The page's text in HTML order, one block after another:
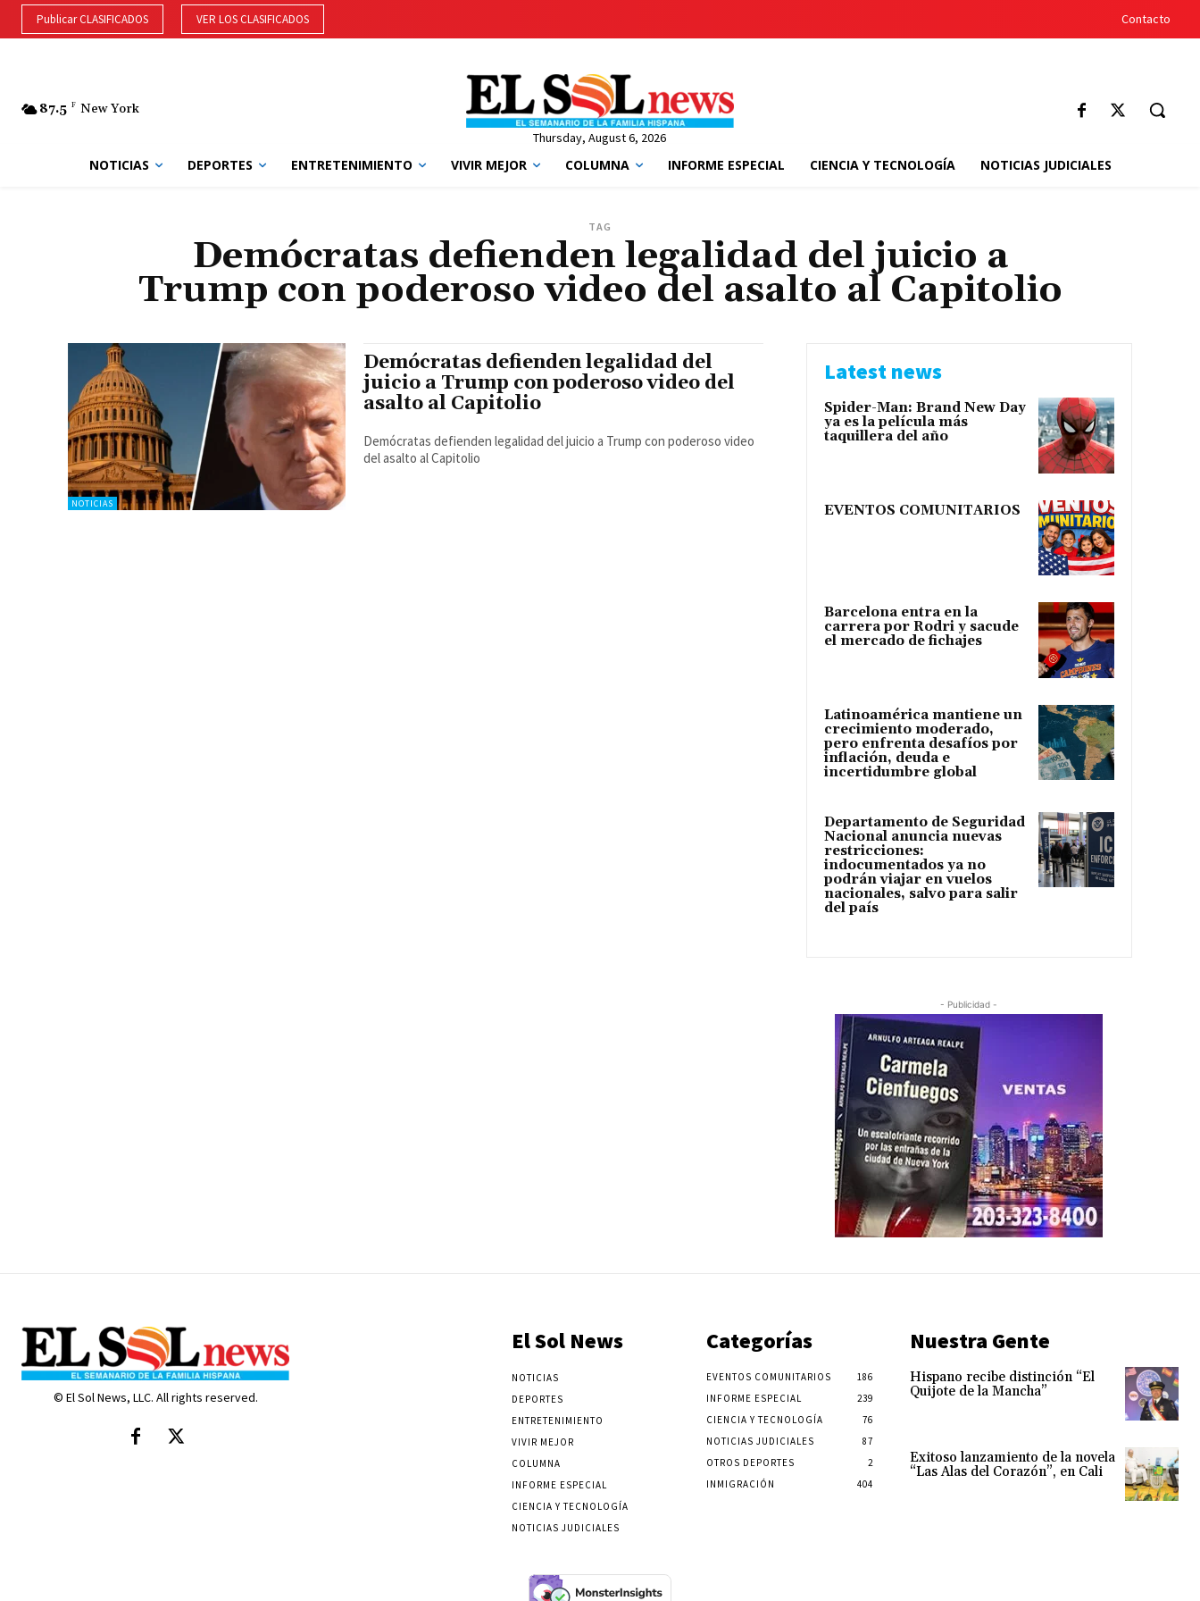
Publicar CLASIFICADOS VER LOS CLASIFICADOS Contacto
87.5 F New York
Thursday, August 6, 2026
NOTICIAS DEPORTES ENTRETENIMIENTO VIVIR MEJOR COLUMNA INFORME ESPECIAL CIENCIA Y TECNOLOGÍA NOTICIAS JUDICIALES
TAG
Demócratas defienden legalidad del juicio a
Trump con poderoso video del asalto al Capitolio
NOTICIAS
Demócratas defienden legalidad del
juicio a Trump con poderoso video del
asalto al Capitolio
Demócratas defienden legalidad del juicio a Trump con poderoso video
del asalto al Capitolio
Latest news
Spider-Man: Brand New Day
ya es la película más
taquillera del año
EVENTOS COMUNITARIOS
Barcelona entra en la
carrera por Rodri y sacude
el mercado de fichajes
Latinoamérica mantiene un
crecimiento moderado,
pero enfrenta desafíos por
inflación, deuda e
incertidumbre global
Departamento de Seguridad
Nacional anuncia nuevas
restricciones:
indocumentados ya no
podrán viajar en vuelos
nacionales, salvo para salir
del país
- Publicidad -
© El Sol News, LLC. All rights reserved.
El Sol News
NOTICIAS
DEPORTES
ENTRETENIMIENTO
VIVIR MEJOR
COLUMNA
INFORME ESPECIAL
CIENCIA Y TECNOLOGÍA
NOTICIAS JUDICIALES
Categorías
EVENTOS COMUNITARIOS
186
INFORME ESPECIAL
239
CIENCIA Y TECNOLOGÍA
76
NOTICIAS JUDICIALES
87
OTROS DEPORTES
2
INMIGRACIÓN
404
Nuestra Gente
Hispano recibe distinción “El
Quijote de la Mancha”
Exitoso lanzamiento de la novela
“Las Alas del Corazón”, en Cali